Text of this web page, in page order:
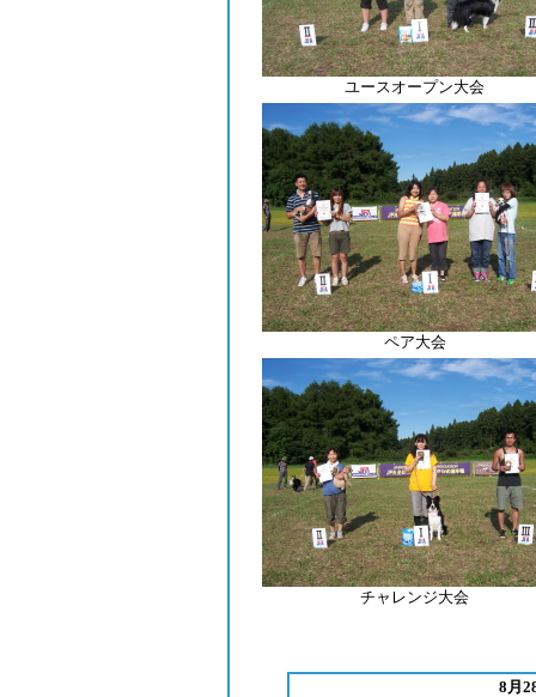
ユースオープン大会
ペア大会
チャレンジ大会
8月